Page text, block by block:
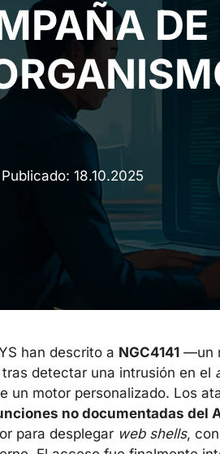
Publicado: 18.10.2025
han descrito a NGC4141 —un
detectar una intrusión en el
un motor personalizado. Los
no documentadas del
para desplegar web shells,